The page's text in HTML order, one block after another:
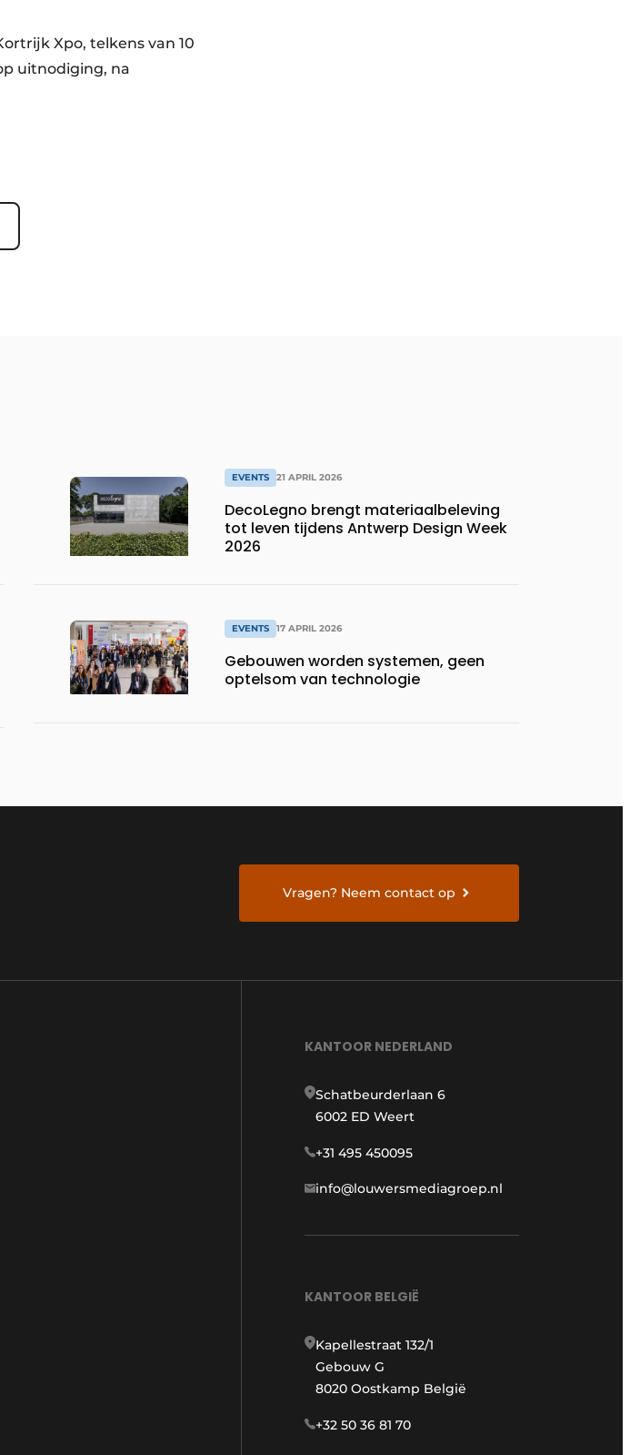
Xpo, telkens van 10
uitnodiging, na
EVENTS 21 APRIL 2026
DecoLegno brengt materiaalbeleving
tot leven tijdens Antwerp Design Week
2026
EVENTS 17 APRIL 2026
Gebouwen worden systemen, geen
optelsom van technologie
Vragen? Neem contact op
KANTOOR NEDERLAND
Schatbeurderlaan 6
6002 ED Weert
+31 495 450095
info@louwersmediagroep.nl
KANTOOR BELGIË
Kapellestraat 132/1
Gebouw G
8020 Oostkamp België
+32 50 36 81 70